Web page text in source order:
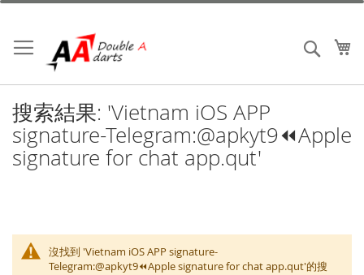
跳
內
容
搜索
搜索結果: 'Vietnam iOS APP
signature-Telegram:@apkyt9⏪️Apple
signature for chat app.qut'
沒找到 'Vietnam iOS APP signature-
Telegram:@apkyt9⏪️Apple signature for chat app.qut'的搜